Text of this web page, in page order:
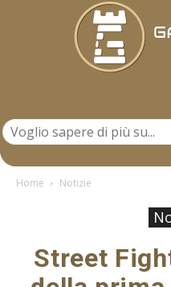
Home Notizie
Street